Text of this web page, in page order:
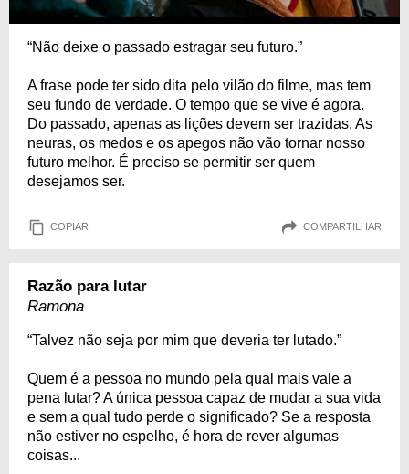
“Não deixe o passado estragar seu futuro.”
A frase pode ter sido dita pelo vilão do filme, mas tem
seu fundo de verdade. O tempo que se vive é agora.
Do passado, apenas as lições devem ser trazidas. As
neuras, os medos e os apegos não vão tornar nosso
futuro melhor. É preciso se permitir ser quem
desejamos ser.
COPIAR COMPARTILHAR
Razão para lutar
Ramona
“Talvez não seja por mim que deveria ter lutado.”
Quem é a pessoa no mundo pela qual mais vale a
pena lutar? A única pessoa capaz de mudar a sua vida
e sem a qual tudo perde o significado? Se a resposta
não estiver no espelho, é hora de rever algumas
coisas...